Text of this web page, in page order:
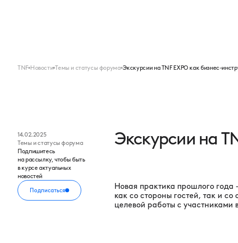
TNF Новости Темы и статусы форума Экскурсии на TNF EXPO как бизнес-
14.02.2025
Темы и статусы форума
Подпишитесь
на рассылку, чтобы быть
в курсе актуальных
новостей
Подписаться
Экскурсии на
Новая практика прошлого года
как со стороны гостей, так и
целевой работы с